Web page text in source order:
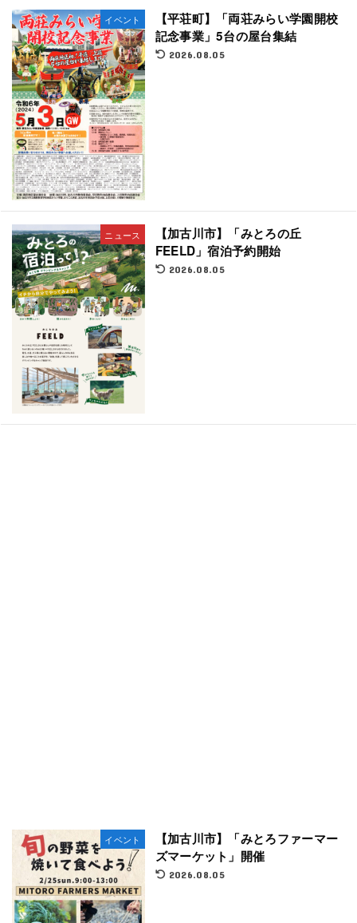
イベント
【平荘町】「両荘みらい学園開校
記念事業」5台の屋台集結
2026.08.05
ニュース
【加古川市】「みとろの丘
FEELD」宿泊予約開始
2026.08.05
イベント
【加古川市】「みとろファーマー
ズマーケット」開催
2026.08.05